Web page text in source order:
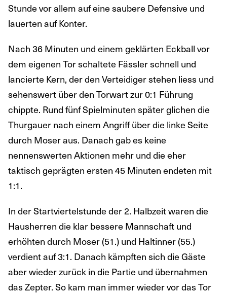
Stunde vor allem auf eine saubere Defensive und
lauerten auf Konter.
Nach 36 Minuten und einem geklärten Eckball vor
dem eigenen Tor schaltete Fässler schnell und
lancierte Kern, der den Verteidiger stehen liess und
sehenswert über den Torwart zur 0:1 Führung
chippte. Rund fünf Spielminuten später glichen die
Thurgauer nach einem Angriff über die linke Seite
durch Moser aus. Danach gab es keine
nennenswerten Aktionen mehr und die eher
taktisch geprägten ersten 45 Minuten endeten mit
1:1.
In der Startviertelstunde der 2. Halbzeit waren die
Hausherren die klar bessere Mannschaft und
erhöhten durch Moser (51.) und Haltinner (55.)
verdient auf 3:1. Danach kämpften sich die Gäste
aber wieder zurück in die Partie und übernahmen
das Zepter. So kam man immer wieder vor das Tor